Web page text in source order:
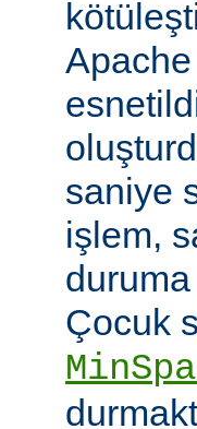
Apache
saniye
işlem,
Çocuk